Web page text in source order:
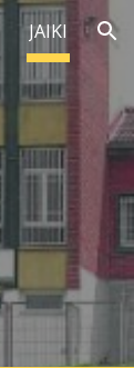
JAIKI